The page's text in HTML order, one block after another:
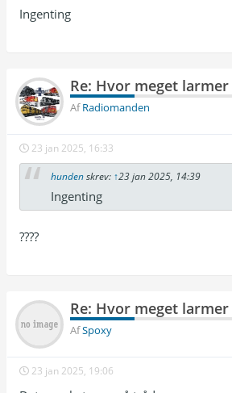
Ingenting
Re: Hvor meget larmer
AfRadiomanden
23 jan 2025, 16:33
hundenskrev: ↑23 jan 2025, 14:39
Ingenting
????
Re: Hvor meget larmer
AfSpoxy
23 jan 2025, 19:06